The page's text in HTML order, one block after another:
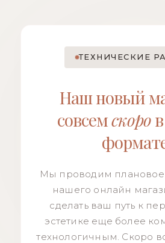
ТЕХНИЧЕСКИЕ
Наш новый
совсемскоров
Мы проводим
нашего онлайн
сделать ваш путь к
эстетике еще более
технологичным. Скоро